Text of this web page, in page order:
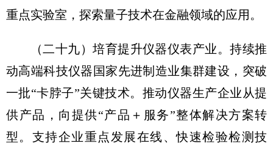
重点实验室，探索量子技术在金融领域的应用。
（二十九）培育提升仪器仪表产业。持续推
动高端科技仪器国家先进制造业集群建设，突破
一批“卡脖子”关键技术。推动仪器生产企业从提
供产品，向提供“产品＋服务”整体解决方案转
型。支持企业重点发展在线、快速检验检测技